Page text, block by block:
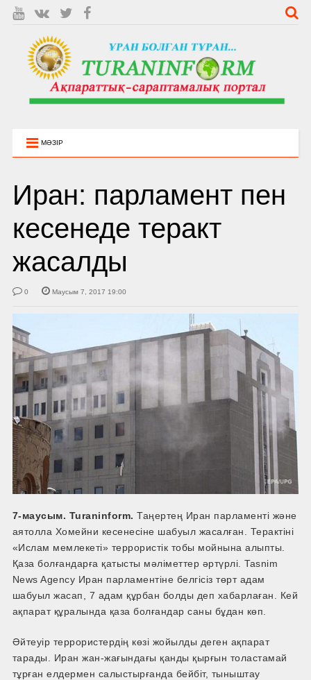
МӘЗІР
Иран: парламент пен
кесенеде теракт
жасалды
0 Маусым 7, 2017 19:00
7-маусым. Turaninform.Таңертең Иран парламенті және
аятолла Хомейни кесенесіне шабуыл жасалған. Терактіні
«Ислам мемлекеті» террористік тобы мойнына алыпты.
Қаза болғандарға қатысты мәліметтер әртүрлі. Tasnim
News Agency Иран парламентіне белгісіз төрт адам
шабуыл жасап, 7 адам құрбан болды деп хабарлаған. Кей
ақпарат құралында қаза болғандар саны бұдан көп.
Әйтеуір террористердің көзі жойылды деген ақпарат
тарады. Иран жан-­жағындағы қанды қырғын толастамай
тұрған елдермен салыстырғанда бейбіт, тыныштау